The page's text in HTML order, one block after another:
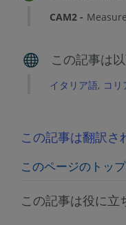
CAM2
イタリア語 コリ
この記事は翻訳さ
このページのトッ
この記事は役に立